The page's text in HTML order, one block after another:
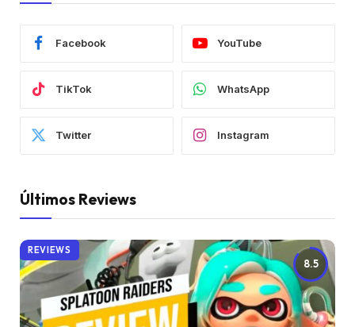
Facebook YouTube
TikTok WhatsApp
Twitter Instagram
Últimos Reviews
8.5
REVIEWS